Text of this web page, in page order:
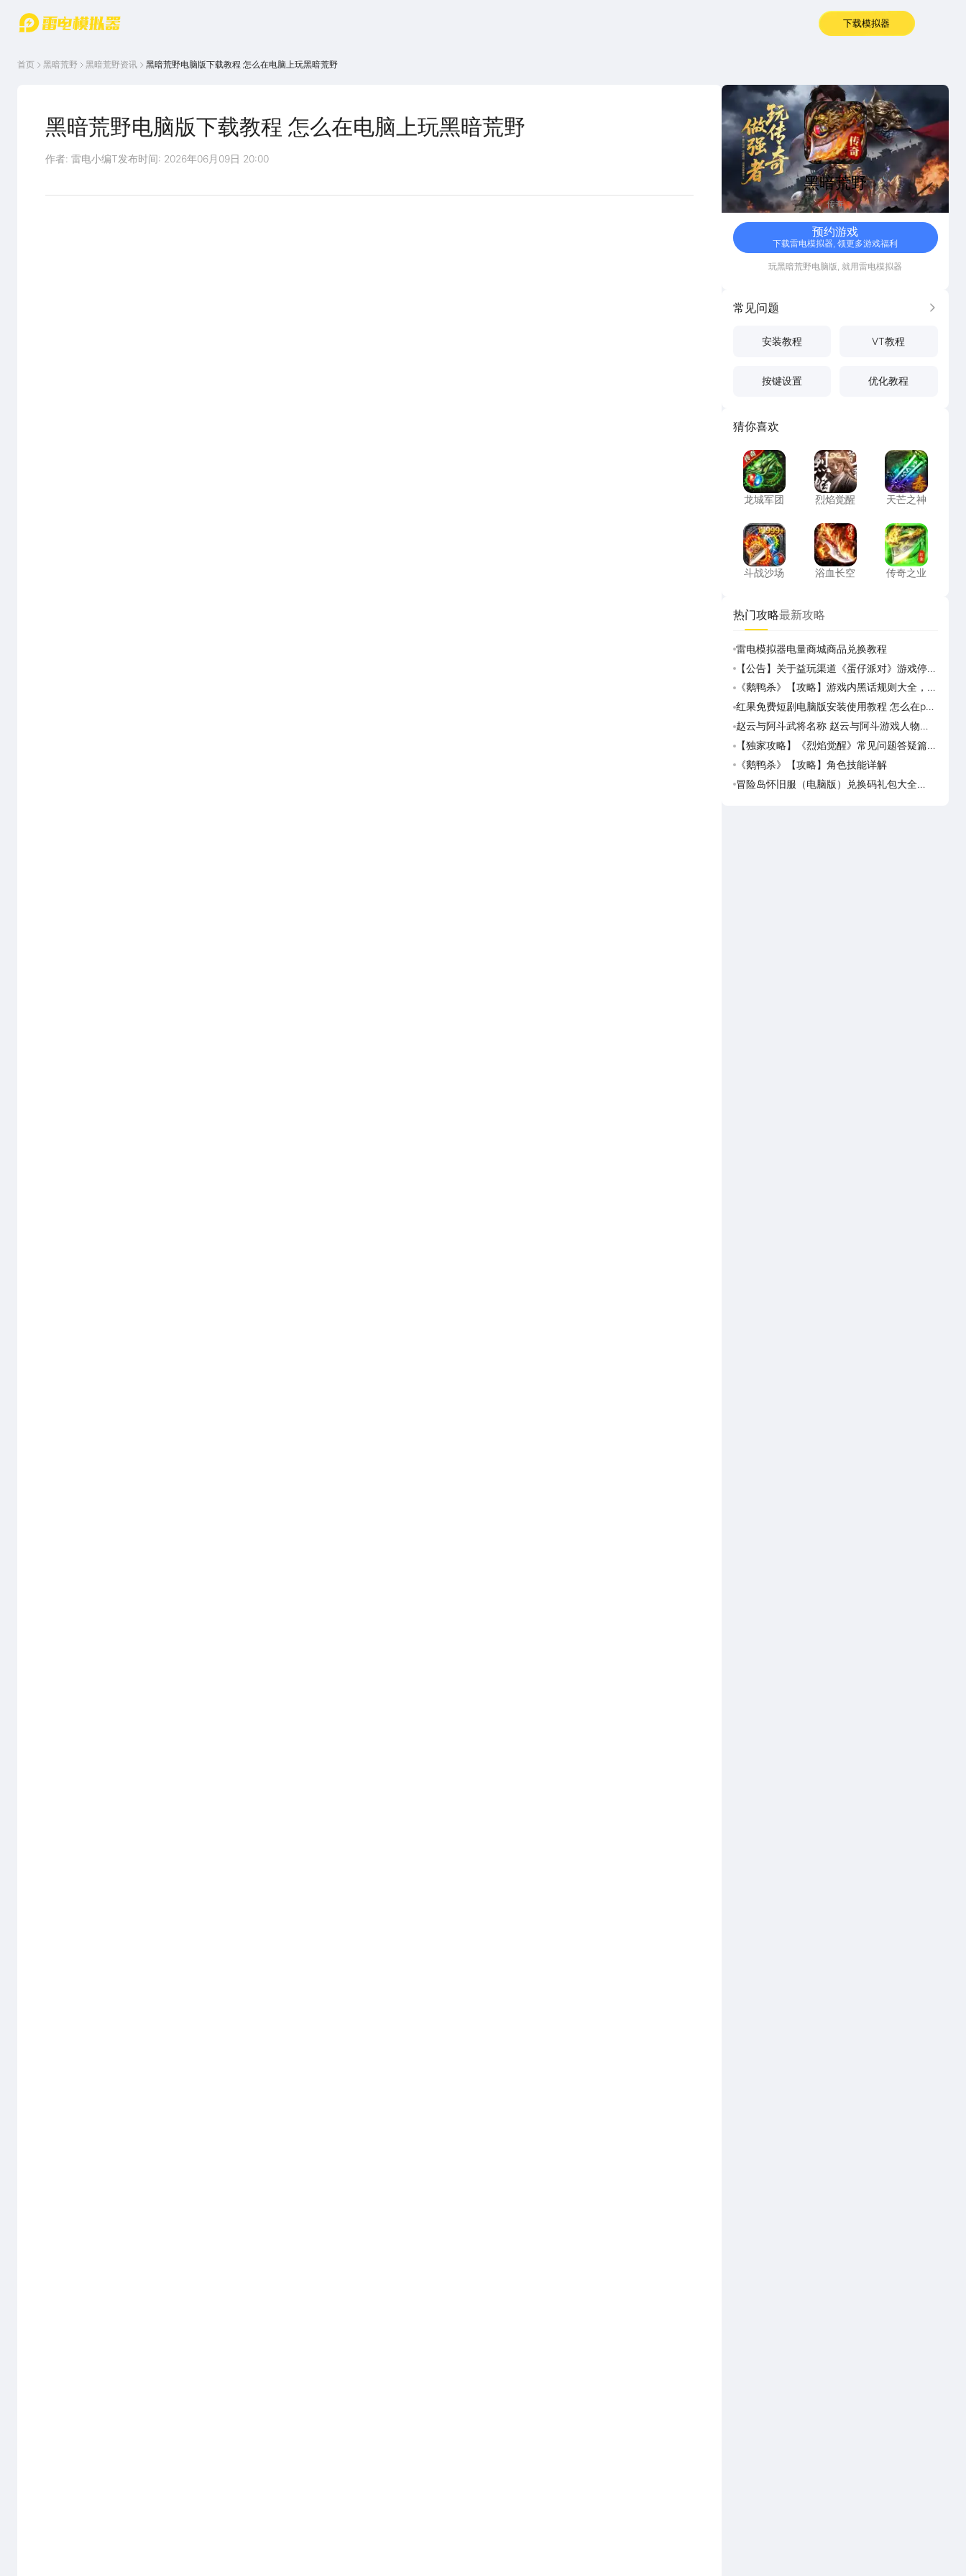
首页
游戏中
心
雷电圈
WIKI
下载模拟器
首页 黑暗荒野 黑暗荒野资讯 黑暗荒野电脑版下载教程 怎么在电脑上玩黑暗荒野
黑暗荒野电脑版下载教程 怎么在电脑上玩黑暗荒野
作者: 雷电小编T发布时间: 2026年06月09日 20:00
黑暗荒野
黑暗荒野
传奇
预约游戏
下载雷电模拟器, 领更多游戏福利
玩黑暗荒野电脑版, 就用雷电模拟器
常见问题 更多
安装教程 VT教程
按键设置 优化教程
猜你喜欢
龙城军团
龙城军团
烈焰觉醒
烈焰觉醒
天芒之神
天芒之神
斗战沙场
斗战沙场
浴血长空
浴血长空
传奇之业
传奇之业
热门攻略最新攻略
雷电模拟器电量商城商品兑换教程
【公告】关于益玩渠道《蛋仔派对》游戏停运
转移通知
《鹅鸭杀》【攻略】游戏内黑话规则大全，萌
新速看
红果免费短剧电脑版安装使用教程 怎么在pc
端看红果免费短剧
赵云与阿斗武将名称 赵云与阿斗游戏人物名
字大全
【独家攻略】《烈焰觉醒》常见问题答疑篇第
一期
《鹅鸭杀》【攻略】角色技能详解
冒险岛怀旧服（电脑版）兑换码礼包大全